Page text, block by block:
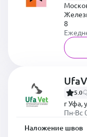
8
5.0
г Уфа,
Пн-Вс
Наложение швов